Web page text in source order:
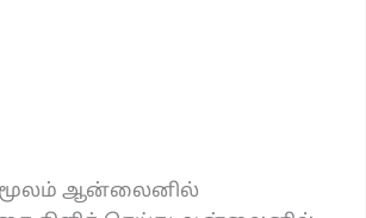
மூலம் ஆன்லைனில்